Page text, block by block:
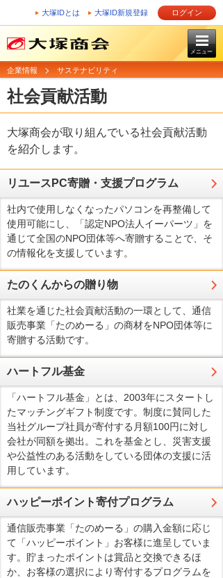
大塚IDとは 大塚ID新規登録 ログイン
メニュー
企業情報 サステナビリティ
社会貢献活動
大塚商会が取り組んでいる社会貢献活動
を紹介します。
リユースPC寄贈・支援プログラム
社内で使用しなくなったパソコンを再整備して
使用可能にし、「認定NPO法人イーパーツ」を
通じて全国のNPO団体等へ寄贈することで、そ
の情報化を支援しています。
たのくんからの贈り物
社業を通じた社会貢献活動の一環として、通信
販売事業「たのめーる」の商材をNPO団体等に
寄贈する活動です。
ハートフル基金
「ハートフル基金」とは、2003年にスタートし
たマッチングギフト制度です。制度に賛同した
当社グループ社員が寄付する月額100円に対し
会社が同額を拠出。これを基金とし、災害支援
や公益性のある活動をしている団体の支援に活
用しています。
ハッピーポイント寄付プログラム
通信販売事業「たのめーる」の購入金額に応じ
て「ハッピーポイント」お客様に進呈していま
す。貯まったポイントは賞品と交換できるほ
か、お客様の選択により寄付するプログラムを